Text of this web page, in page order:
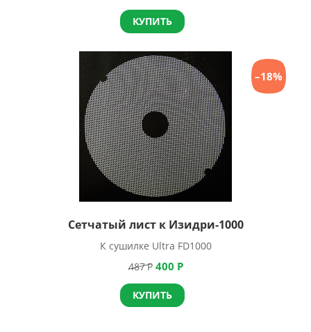
КУПИТЬ
–18%
Сетчатый лист к Изидри-1000
К сушилке Ultra FD1000
487Р 400 Р
КУПИТЬ